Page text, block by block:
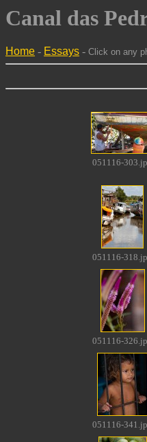
Canal das
Home - Essays - Click on any
051116-
051116-
051116-
051116-